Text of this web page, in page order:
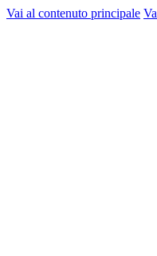
Vai al contenuto principale